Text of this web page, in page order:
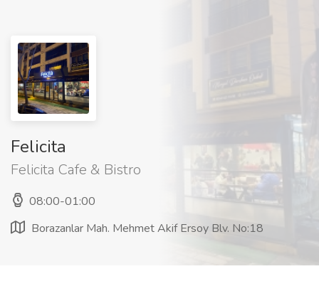
Felicita
Felicita Cafe & Bistro
08:00-01:00
Borazanlar Mah. Mehmet Akif Ersoy Blv. No:18